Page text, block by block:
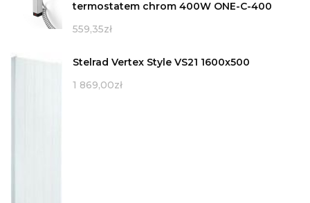
termostatem chrom 400W ONE-C-400
559,35zł
Stelrad Vertex Style VS21 1600x500
1 869,00zł